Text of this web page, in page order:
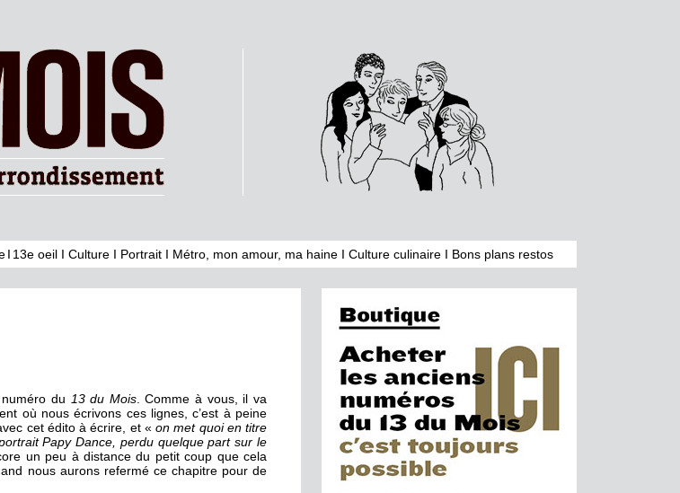
I 13e oeil I Culture I Portrait I Métro, mon amour, ma haine I Culture culinaire I Bons plans restos
du 13 du Mois. Comme à vous, il va
où nous écrivons ces lignes, c’est à peine
cet édito à écrire, et « on met quoi en titre
Papy Dance, perdu quelque part sur le
un peu à distance du petit coup que cela
nous aurons refermé ce chapitre pour de